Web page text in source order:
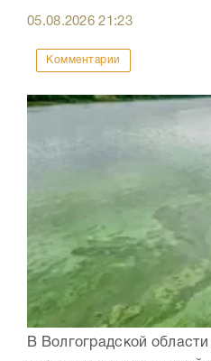
05.08.202621:23
Комментарии
В Волгоградской